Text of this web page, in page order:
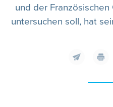
und der
untersuchen soll, hat